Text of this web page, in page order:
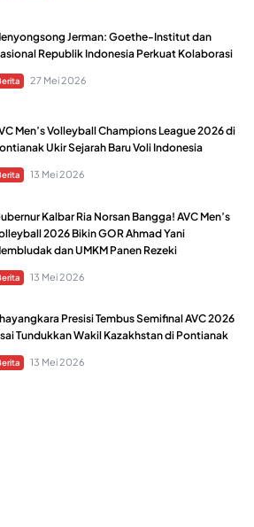
Jerman: Goethe-Institut dan
Republik Indonesia Perkuat Kolaborasi
27 Mei 2026
Men’s Volleyball Champions League 2026 di
Ukir Sejarah Baru Voli Indonesia
13 Mei 2026
Kalbar Ria Norsan Bangga! AVC Men’s
2026 Bikin GOR Ahmad Yani
dan UMKM Panen Rezeki
13 Mei 2026
Presisi Tembus Semifinal AVC 2026
Tundukkan Wakil Kazakhstan di Pontianak
13 Mei 2026